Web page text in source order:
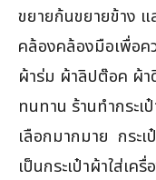
ขยายก้นขยายข้าง แ
คล้องคล้องมือเพื่อค
ผ้าร่ม ผ้าลิปต๊อค ผ้
ทนทาน ร้านทำกระเ
เลือกมากมาย กระ
เป็นกระเป๋าผ้าใส่เค